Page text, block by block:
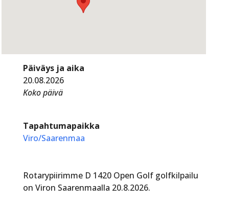
Päiväys ja aika
20.08.2026
Koko päivä
Tapahtumapaikka
Viro/Saarenmaa
Rotarypiirimme D 1420 Open Golf golfkilpailu
on Viron Saarenmaalla 20.8.2026.